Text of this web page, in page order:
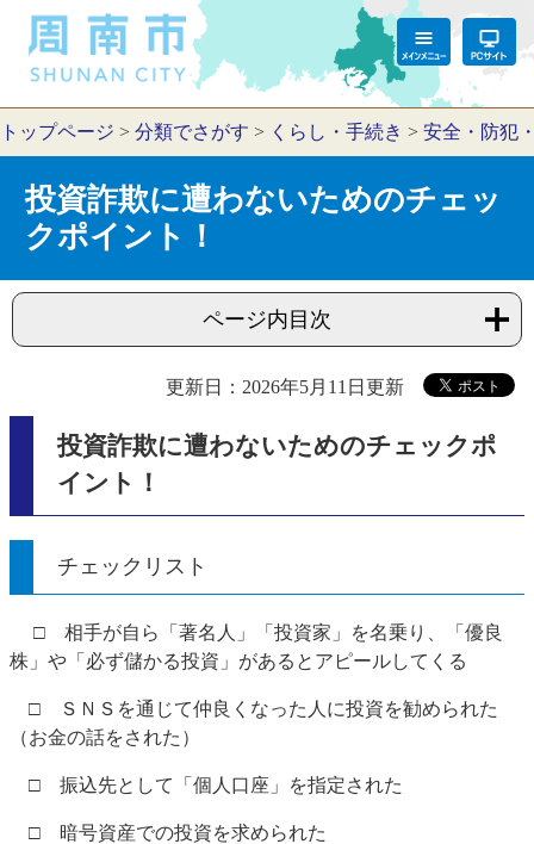
トップページ > 分類でさがす > くらし・手続き > 安全・防犯
投資詐欺に遭わないためのチェッ
クポイント！
ページ内目次
更新日：2026年5月11日更新
投資詐欺に遭わないためのチェックポ
イント！
チェックリスト
​ □ 相手が自ら「著名人」「投資家」を名乗り、「優良
株」や「必ず儲かる投資」があるとアピールしてくる
□ ＳＮＳを通じて仲良くなった人に投資を勧められた
（お金の話をされた）
□ 振込先として「個人口座」を指定された
□ 暗号資産での投資を求められた